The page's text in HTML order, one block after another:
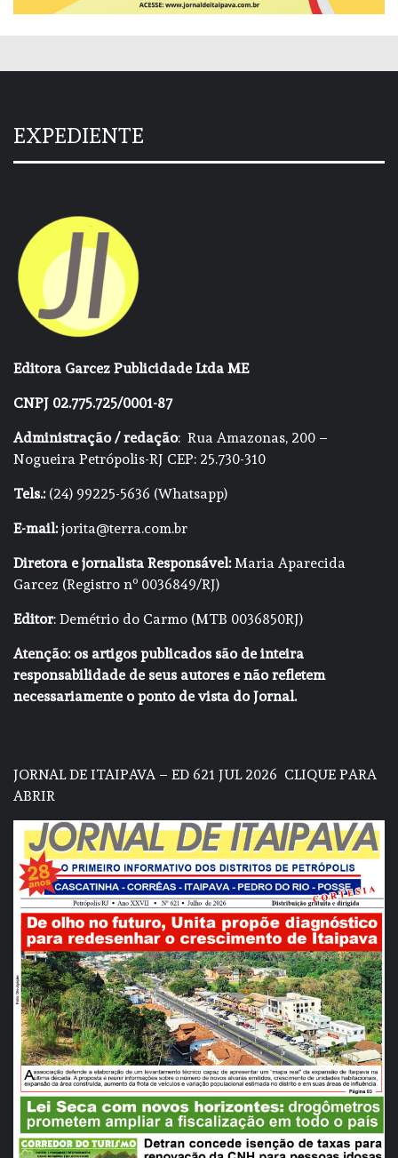
EXPEDIENTE
Editora Garcez Publicidade Ltda ME
CNPJ 02.775.725/0001-87
Administração / redação: Rua Amazonas, 200 –
Nogueira Petrópolis-RJ CEP: 25.730-310
Tels.:(24) 99225-5636 (Whatsapp)
E-mail:jorita@terra.com.br
Diretora e jornalista Responsável:Maria Aparecida
Garcez (Registro nº 0036849/RJ)
Editor: Demétrio do Carmo (MTB 0036850RJ)
Atenção: os artigos publicados são de inteira
responsabilidade de seus autores e não refletem
necessariamente o ponto de vista do Jornal.
JORNAL DE ITAIPAVA – ED 621 JUL 2026 CLIQUE PARA
ABRIR